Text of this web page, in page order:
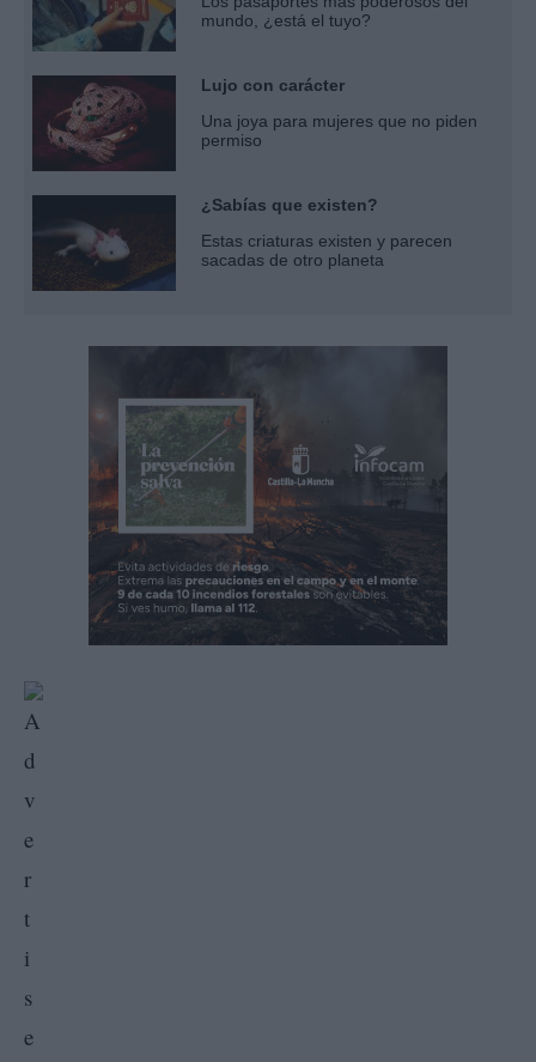
mundo, ¿está el tuyo?
Lujo con carácter
Una joya para mujeres que no piden
permiso
¿Sabías que existen?
Estas criaturas existen y parecen
sacadas de otro planeta